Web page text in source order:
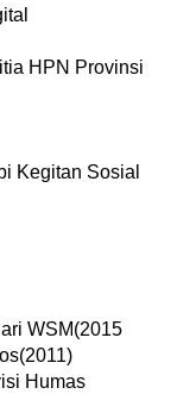
HPN Provinsi
Kegitan Sosial
WSM(2015
Humas